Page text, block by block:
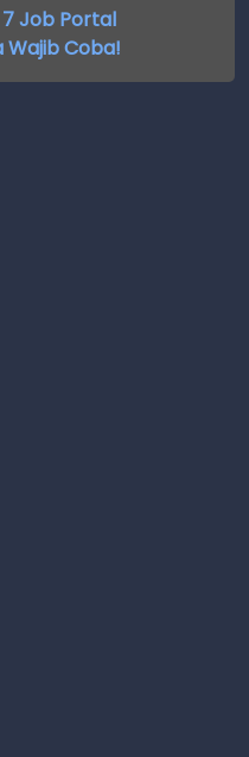
Job Portal
Wajib Coba!